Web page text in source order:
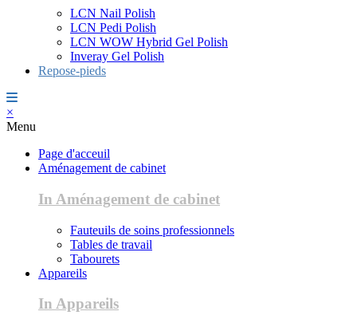
LCN Nail Polish
LCN Pedi Polish
LCN WOW Hybrid Gel Polish
Inveray Gel Polish
Repose-pieds
×
Menu
Page d'acceuil
Aménagement de cabinet
In Aménagement de cabinet
Fauteuils de soins professionnels
Tables de travail
Tabourets
Appareils
In Appareils